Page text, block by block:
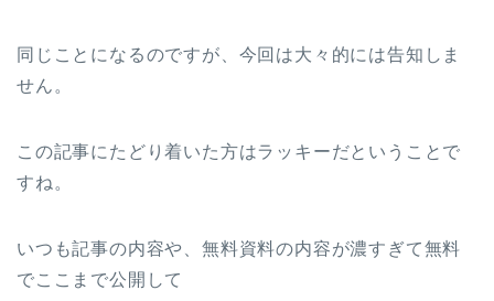
同じことになるのですが、今回は大々的には告知しま
せん。
この記事にたどり着いた方はラッキーだということで
すね。
いつも記事の内容や、無料資料の内容が濃すぎて無料
でここまで公開して